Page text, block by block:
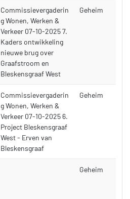
Commissievergaderin
g Wonen, Werken &
Verkeer 07-10-2025 7.
Kaders ontwikkeling
nieuwe brug over
Graafstroom en
Bleskensgraaf West
Geheim
Commissievergaderin
g Wonen, Werken &
Verkeer 07-10-2025 6.
Project Bleskensgraaf
West - Erven van
Bleskensgraaf
Geheim
Geheim